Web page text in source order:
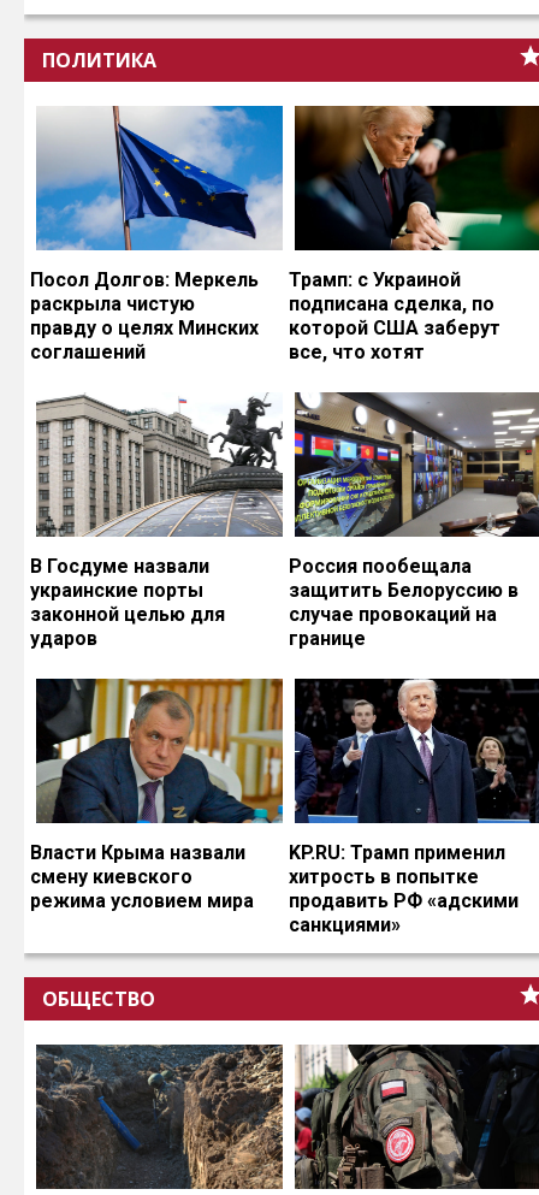
ПОЛИТИКА
Посол Долгов: Меркель
раскрыла чистую
правду о целях Минских
соглашений
Трамп: с Украиной
подписана сделка, по
которой США заберут
все, что хотят
В Госдуме назвали
украинские порты
законной целью для
ударов
Россия пообещала
защитить Белоруссию в
случае провокаций на
границе
Власти Крыма назвали
смену киевского
режима условием мира
KP.RU: Трамп применил
хитрость в попытке
продавить РФ «адскими
санкциями»
ОБЩЕСТВО